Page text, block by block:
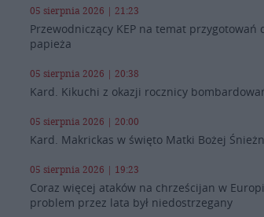
05 sierpnia 2026 | 21:23
Przewodniczący KEP na temat przygotowań
papieża
05 sierpnia 2026 | 20:38
Kard. Kikuchi z okazji rocznicy
05 sierpnia 2026 | 20:00
Kard. Makrickas w święto Matki Bożej
05 sierpnia 2026 | 19:23
Coraz więcej ataków na chrześcijan w
problem przez lata był niedostrzegany